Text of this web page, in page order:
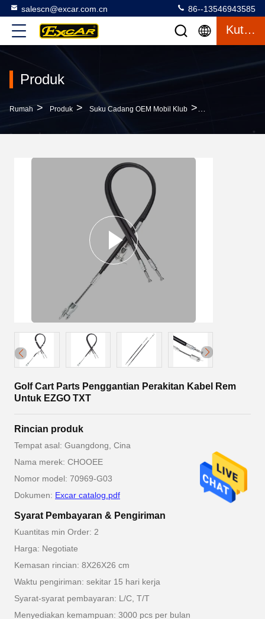
salescn@excar.com.cn 86--13546943585
Kutipan
Produk
Rumah > Produk > Suku Cadang OEM Mobil Klub >
Golf Cart Parts Penggantian Perakitan Kabel Rem
Untuk EZGO TXT
Rincian produk
Tempat asal: Guangdong, Cina
Nama merek: CHOOEE
Nomor model: 70969-G03
Dokumen: Excar catalog.pdf
Syarat Pembayaran & Pengiriman
Kuantitas min Order: 2
Harga: Negotiate
Kemasan rincian: 8X26X26 cm
Waktu pengiriman: sekitar 15 hari kerja
Syarat-syarat pembayaran: L/C, T/T
Menyediakan kemampuan: 3000 pcs per bulan